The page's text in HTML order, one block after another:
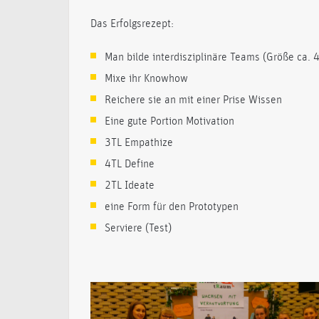
Das Erfolgsrezept:
Man bilde interdisziplinäre Teams (Größe ca.
Mixe ihr Knowhow
Reichere sie an mit einer Prise Wissen
Eine gute Portion Motivation
3TL Empathize
4TL Define
2TL Ideate
eine Form für den Prototypen
Serviere (Test)